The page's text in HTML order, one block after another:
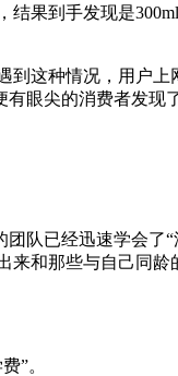
果到手发现是
这种情况，用户上
眼尖的消费者发现
队已经迅速学会了“
来和那些与自己同
”。